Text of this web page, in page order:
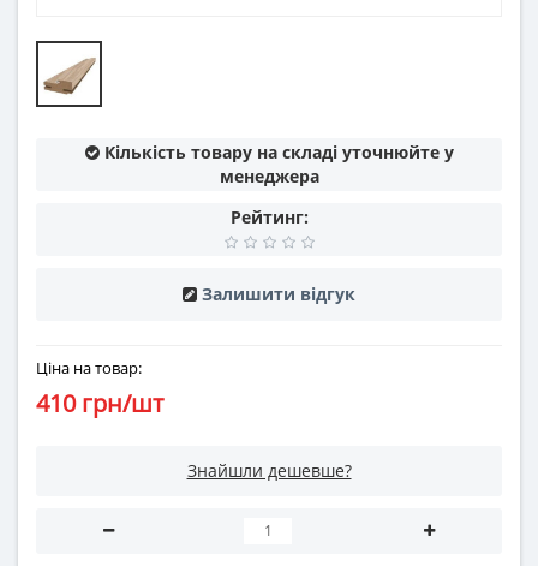
Кількість товару на складі уточнюйте у
менеджера
Рейтинг:
Залишити відгук
Ціна на товар:
410 грн/шт
Знайшли дешевше?